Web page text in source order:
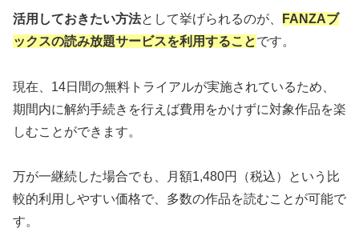
活用しておきたい方法として挙げられるのが、
FANZAブ
ックスの読み放題サービスを利用することです。
現在、14日間の無料トライアルが実施されているため、
期間内に解約手続きを行えば費用をかけずに対象作品を楽
しむことができます。
万が一継続した場合でも、月額1,480円（税込）という比
較的利用しやすい価格で、多数の作品を読むことが可能で
す。